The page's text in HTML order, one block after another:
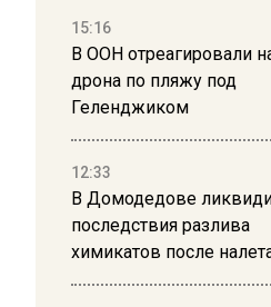
15:16
В ООН отреагировали
дрона по пляжу под
Геленджиком
12:33
В Домодедове
последствия разлива
химикатов после